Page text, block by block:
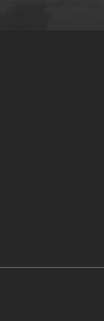
decisões
do